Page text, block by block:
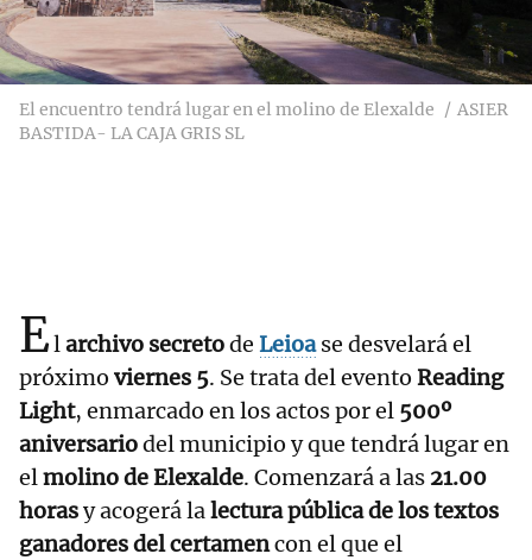
El encuentro tendrá lugar en el molino de Elexalde
ASIER
BASTIDA- LA CAJA GRIS SL
Elarchivo secretode Leioase desvelará el
próximo viernes 5. Se trata del evento Reading
Light, enmarcado en los actos por el 500º
aniversariodel municipio y que tendrá lugar en
elmolino de Elexalde. Comenzará a las 21.00
horasy acogerá lalectura pública de los textos
ganadores del certamencon el que el